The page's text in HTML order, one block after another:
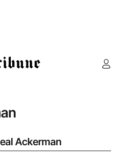
Ackerman